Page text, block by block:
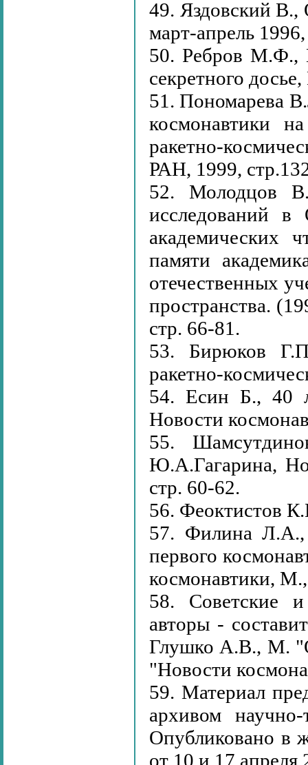
49. Яздовский
март-апрель
50. Ребров М.Ф.,
секретного
51. Пономарева
космонавтики
ракетно-
РАН, 1999,
52. Молодцов
исследований
академических
памяти
отечественных
пространства.
стр. 66-81.
53. Бирюков
ракетно-
54. Есин Б., 40
Новости
55.
Ю.А.Гагарина,
стр. 60-62.
56. Феоктистов
57. Филина Л.А.,
первого
космонавтики,
58. Советские
авторы -
Глушко А.В., М.
"Новости
59. Материал
архивом
Опубликовано в
от 10 и 17 апреля